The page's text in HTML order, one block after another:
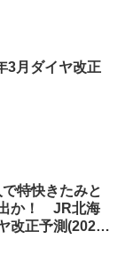
3月ダイヤ改正
特快きたみと
か！ JR北海
改正予測(2021